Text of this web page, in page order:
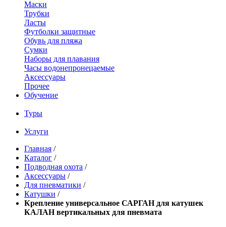
Маски
Трубки
Ласты
Футболки защитные
Обувь для пляжа
Сумки
Наборы для плавания
Часы водонепронецаемые
Аксессуары
Прочее
Обучение
Туры
Услуги
Главная /
Каталог /
Подводная охота /
Аксессуары /
Для пневматики /
Катушки /
Крепление универсальное САРГАН для катушек
КАЛАН вертикальных для пневмата